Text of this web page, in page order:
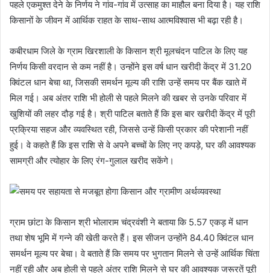
पहले एकमुश्त देने के निर्णय ने गांव-गांव में उत्साह का माहौल बना दिया है। यह राशि
किसानों के जीवन में आर्थिक राहत के साथ-साथ आत्मविश्वास भी बढ़ा रही है।
कबीरधाम जिले के ग्राम खिरशाली के किसान श्री मूलचंदन पाटिल के लिए यह
निर्णय किसी वरदान से कम नहीं है। उन्होंने इस वर्ष धान खरीदी केंद्र में 31.20
क्विंटल धान बेचा था, जिसकी समर्थन मूल्य की राशि उन्हें समय पर बैंक खाते में
मिल गई। अब अंतर राशि भी होली से पहले मिलने की खबर से उनके परिवार में
खुशियों की लहर दौड़ गई है। श्री पाटिल बताते हैं कि इस बार खरीदी केंद्र में पूरी
प्रक्रिया सहज और व्यवस्थित रही, जिससे उन्हें किसी प्रकार की परेशानी नहीं
हुई। वे कहते हैं कि इस राशि से वे अपने बच्चों के लिए नए कपड़े, घर की आवश्यक
सामग्री और त्योहार के लिए रंग-गुलाल खरीद सकेंगे।
ग्राम छांटा के किसान श्री भोलाराम चंद्रवंशी ने बताया कि 5.57 एकड़ में धान
तथा शेष भूमि में गन्ने की खेती करते हैं। इस सीजन उन्होंने 84.40 क्विंटल धान
समर्थन मूल्य पर बेचा। वे बताते हैं कि समय पर भुगतान मिलने से उन्हें आर्थिक चिंता
नहीं रही और अब होली से पहले अंतर राशि मिलने से घर की आवश्यक जरूरतें पूरी